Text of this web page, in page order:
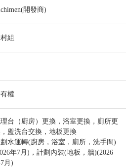
開發商)
組
權
台（廚房）更換，浴室更換，廁所更
盥洗台交換，地板更換
水運轉(廚房，浴室，廁所，洗手間)
年7月)，計劃內裝(地板，牆)(2026
月)